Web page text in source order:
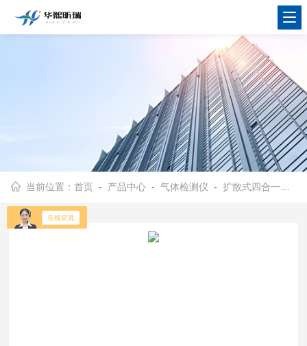
当前位置：首页 - 产品中心 -气体检测仪 -扩散式四合一气体检测仪